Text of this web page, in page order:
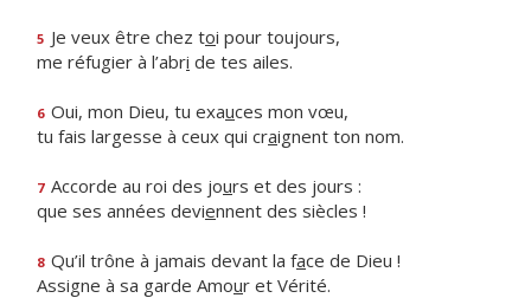
5 Je veux être chez toi pour toujours,
me réfugier à l’abri de tes ailes.
6 Oui, mon Dieu, tu exauces mon vœu,
tu fais largesse à ceux qui craignent ton nom.
7 Accorde au roi des jours et des jours :
que ses années deviennent des siècles !
8 Qu’il trône à jamais devant la face de Dieu !
Assigne à sa garde Amour et Vérité.